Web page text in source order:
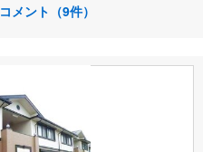
コメント（9件）